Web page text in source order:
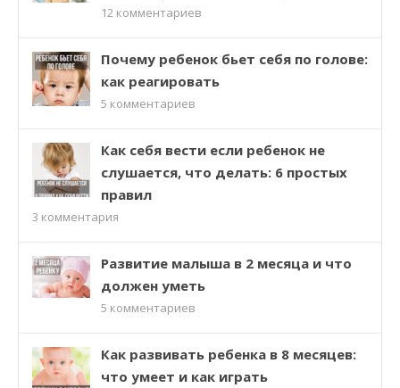
12 комментариев
Почему ребенок бьет себя по голове:
как реагировать
5 комментариев
Как себя вести если ребенок не
слушается, что делать: 6 простых
правил
3 комментария
Развитие малыша в 2 месяца и что
должен уметь
5 комментариев
Как развивать ребенка в 8 месяцев:
что умеет и как играть